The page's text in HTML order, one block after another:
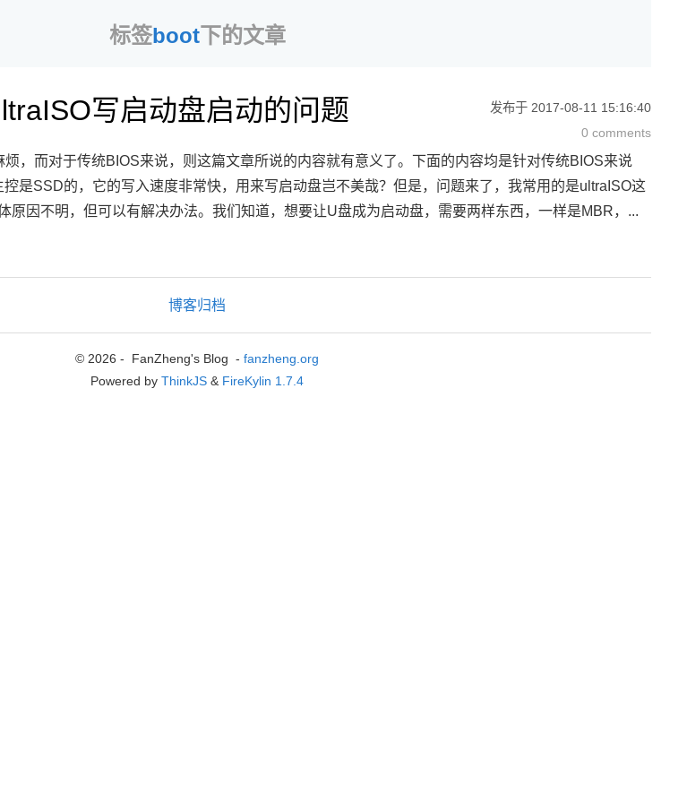
标签boot下的文章
发布于 2017-08-11 15:16:40
0 comments
写启动盘启动的问题
烦，而对于传统BIOS来说，则这篇文章所说的内容就有意义了。下面的内容均是针对传统BIOS来说
是SSD的，它的写入速度非常快，用来写启动盘岂不美哉？但是，问题来了，我常用的是ultraISO这
原因不明，但可以有解决办法。我们知道，想要让U盘成为启动盘，需要两样东西，一样是MBR，...
博客归档
© 2026 - FanZheng's Blog - fanzheng.org
Powered by ThinkJS & FireKylin 1.7.4